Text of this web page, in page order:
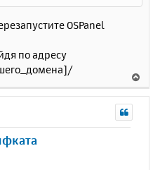
OSPanel
по адресу
е